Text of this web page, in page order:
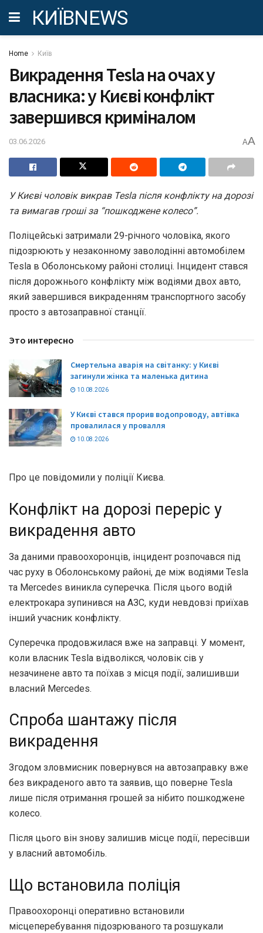
КИЇВNEWS
Home Київ
Викрадення Tesla на очах у
власника: у Києві конфлікт
завершився криміналом
03.06.2026 AA
У Києві чоловік викрав Tesla після конфлікту на дорозі
та вимагав гроші за “пошкоджене колесо”.
Поліцейські затримали 29-річного чоловіка, якого
підозрюють у незаконному заволодінні автомобілем
Tesla в Оболонському районі столиці. Інцидент стався
після дорожнього конфлікту між водіями двох авто,
який завершився викраденням транспортного засобу
просто з автозаправної станції.
Это интересно
Смертельна аварія на світанку: у Києві
загинули жінка та маленька дитина
10.08.2026
У Києві стався прорив водопроводу, автівка
провалилася у провалля
10.08.2026
Про це повідомили у поліції Києва.
Конфлікт на дорозі переріс у
викрадення авто
За даними правоохоронців, інцидент розпочався під
час руху в Оболонському районі, де між водіями Tesla
та Mercedes виникла суперечка. Після цього водій
електрокара зупинився на АЗС, куди невдовзі приїхав
інший учасник конфлікту.
Суперечка продовжилася вже на заправці. У момент,
коли власник Tesla відволікся, чоловік сів у
незачинене авто та поїхав з місця події, залишивши
власний Mercedes.
Спроба шантажу після
викрадення
Згодом зловмисник повернувся на автозаправку вже
без викраденого авто та заявив, що поверне Tesla
лише після отримання грошей за нібито пошкоджене
колесо.
Після цього він знову залишив місце події, пересівши
у власний автомобіль.
Що встановила поліція
Правоохоронці оперативно встановили
місцеперебування підозрюваного та розшукали